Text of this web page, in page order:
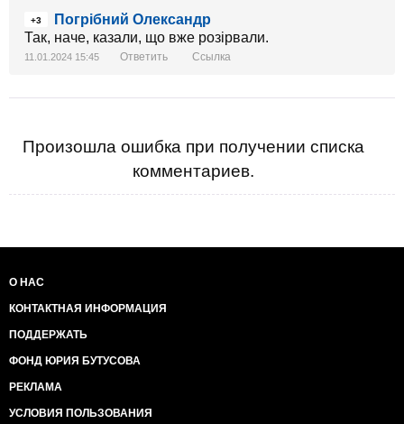
+3
Погрібний Олександр
Так, наче, казали, що вже розірвали.
11.01.2024 15:45 Ответить Ссылка
Произошла ошибка при получении списка
комментариев.
О НАС
КОНТАКТНАЯ ИНФОРМАЦИЯ
ПОДДЕРЖАТЬ
ФОНД ЮРИЯ БУТУСОВА
РЕКЛАМА
УСЛОВИЯ ПОЛЬЗОВАНИЯ